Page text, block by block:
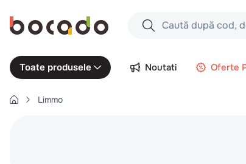
Caută după cod,
Căutări populare
Toate produsele Noutati Oferte
Limmo